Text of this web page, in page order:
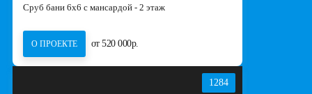
Сруб бани 6х6 с мансардой - 2 этаж
О ПРОЕКТЕ от 520 000р.
1284